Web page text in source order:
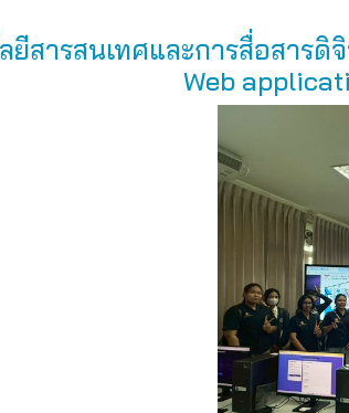
ยีสารสนเทศและการสื่อสาร
Web